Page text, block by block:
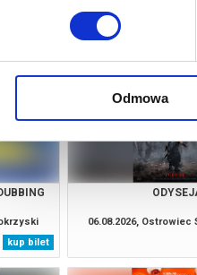
Odmowa
organizatora
kup bilet
06.08.2026,